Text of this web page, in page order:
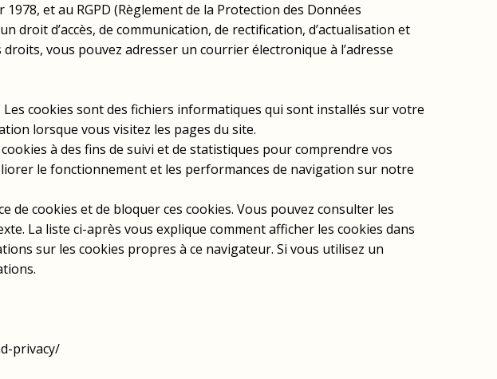
et au RGPD (Règlement de la Protection des Données
droit d’accès, de communication, de rectification, d’actualisation et
vous pouvez adresser un courrier électronique à l’adresse
cookies sont des fichiers informatiques qui sont installés sur votre
lorsque vous visitez les pages du site.
à des fins de suivi et de statistiques pour comprendre vos
le fonctionnement et les performances de navigation sur notre
cookies et de bloquer ces cookies. Vous pouvez consulter les
La liste ci-après vous explique comment afficher les cookies dans
sur les cookies propres à ce navigateur. Si vous utilisez un
privacy/